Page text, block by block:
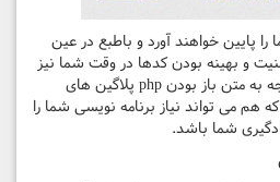
پایین خواهند آورد و باطبع در عین
و بهینه بودن کدها در وقت شما نیز
صرفه جویی خواهد شد. با توجه به متن باز بودن php پلاگین های
هم می تواند نیاز برنامه نویسی شما را
شما باشد.